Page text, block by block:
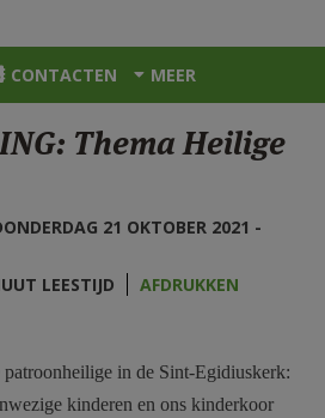
PORTAAL
REGISTREREN
CONTACTEN MEER
Thema Heilige
21 OKTOBER 2021 -
LEESTIJD
AFDRUKKEN
in de Sint-Egidiuskerk:
kinderen en ons kinderkoor